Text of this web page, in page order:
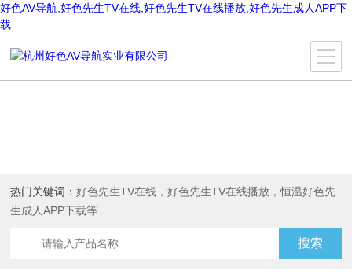
好色AV导航,好色先生TV在线,好色先生TV在线播放,好色先生成人APP下
载
热门关键词：好色先生TV在线，好色先生TV在线播放，恒温好色先
生成人APP下载等